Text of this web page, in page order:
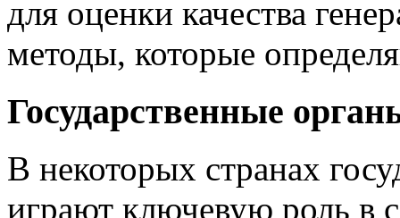
для оценки качества
методы, которые
Государственные
В некоторых странах
играют ключевую роль в